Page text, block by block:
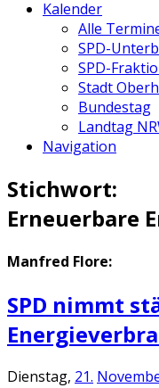
Kalender
Alle
SPD-
SPD-
Stadt
Bundestag
Landtag
Navigation
Stichwort:
Erneuerbare
Manfred Flore:
SPD nimmt
Dienstag, 21.